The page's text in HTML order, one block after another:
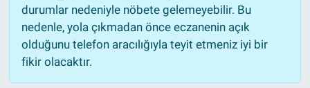
durumlar nedeniyle nöbete gelemeyebilir. Bu
nedenle, yola çıkmadan önce eczanenin açık
olduğunu telefon aracılığıyla teyit etmeniz iyi bir
fikir olacaktır.
Bilim, Teknoloji
ASAYİŞ